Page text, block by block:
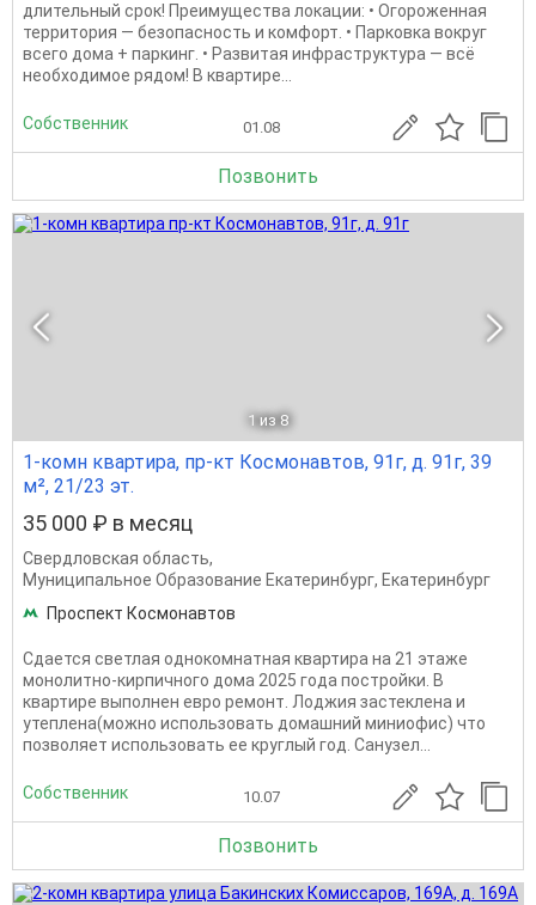
длительный срок! Преимущества локации: • Огороженная
территория — безопасность и комфорт. • Парковка вокруг
всего дома + паркинг. • Развитая инфраструктура — всё
необходимое рядом! В квартире...
Собственник 01.08
Позвонить
1 из 8
1-комн квартира, пр-кт Космонавтов, 91г, д. 91г, 39
м², 21/23 эт.
35 000 ₽ в месяц
Свердловская область,
Муниципальное Образование Екатеринбург, Екатеринбург
Проспект Космонавтов
Сдается светлая однокомнатная квартира на 21 этаже
монолитно-кирпичного дома 2025 года постройки. В
квартире выполнен евро ремонт. Лоджия застеклена и
утеплена(можно использовать домашний миниофис) что
позволяет использовать ее круглый год. Санузел...
Собственник 10.07
Позвонить